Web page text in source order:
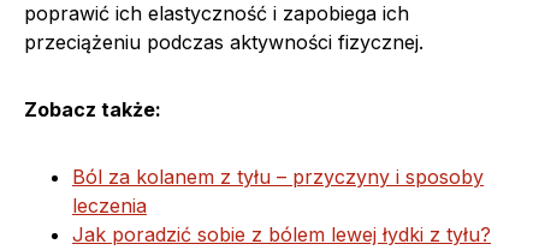
poprawić ich elastyczność i zapobiega ich
przeciążeniu podczas aktywności fizycznej.
Zobacz także:
Ból za kolanem z tyłu – przyczyny i sposoby
leczenia
Jak poradzić sobie z bólem lewej łydki z tyłu?